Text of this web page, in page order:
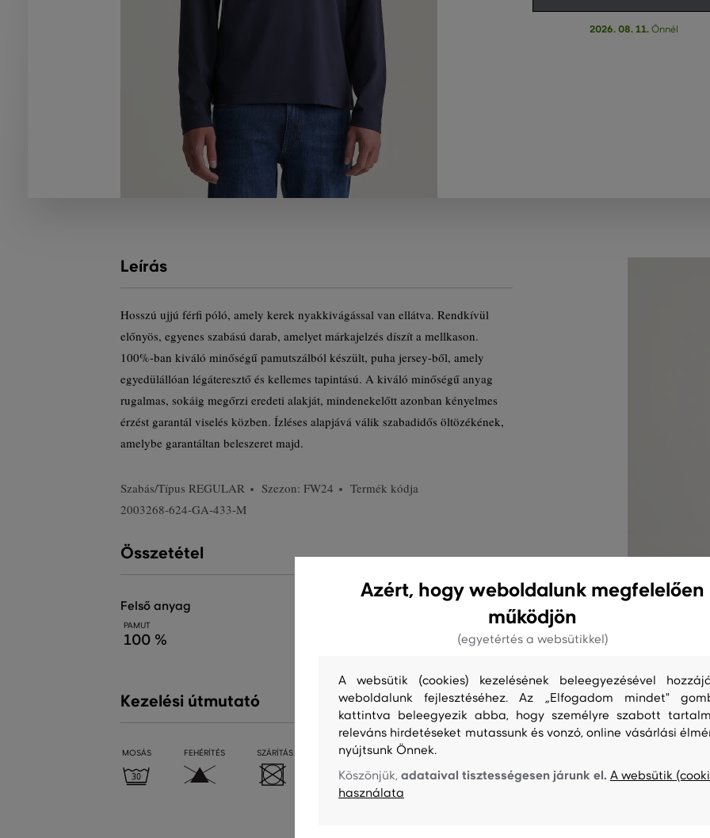
2026. 08. 11.Önnél
Leírás
Hosszú ujjú férfi póló, amely kerek nyakkivágással van ellátva. Rendkívül
előnyös, egyenes szabású darab, amelyet márkajelzés díszít a mellkason.
100%-ban kiváló minőségű pamutszálból készült, puha jersey-ből, amely
egyedülállóan légáteresztő és kellemes tapintású. A kiváló minőségű anyag
rugalmas, sokáig megőrzi eredeti alakját, mindenekelőtt azonban kényelmes
érzést garantál viselés közben. Ízléses alapjává válik szabadidős öltözékének,
amelybe garantáltan beleszeret majd.
Szabás/Típus REGULAR Szezon: FW24
Termék kódja
2003268-624-GA-433-M
Összetétel
felső anyag
PAMUT
100 %
Kezelési útmutató
MOSÁS FEHÉRÍTÉS SZÁRÍTÁS VASALÁS TISZTÍTÁS
Azért, hogy weboldalunk megfelelően
működjön
(egyetértés a websütikkel)
A websütik (cookies) kezelésének beleegyezésével
weboldalunk fejlesztéséhez. Az „Elfogadom mindet"
kattintva beleegyezik abba, hogy személyre szabott
releváns hirdetéseket mutassunk és vonzó, online vásárlási
nyújtsunk Önnek.
Köszönjük,adataival tisztességesen járunk el. A websütik
használata